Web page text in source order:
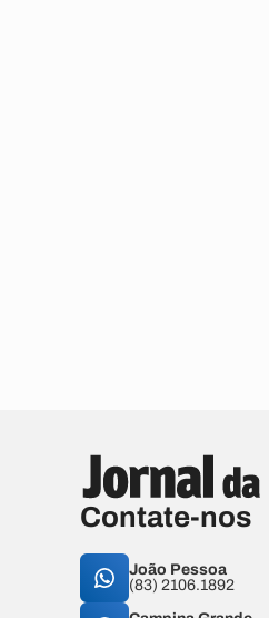
Contate-nos
João Pessoa
(83) 2106.1892